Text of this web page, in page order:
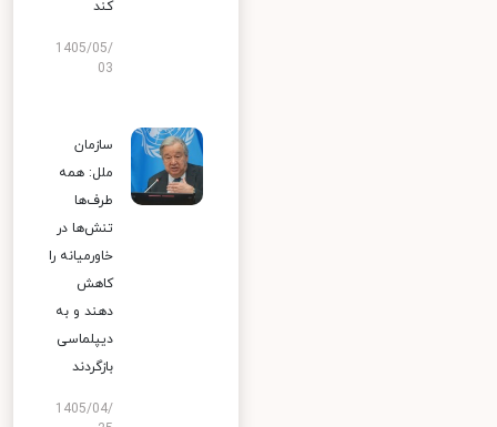
کند
1405/05/
03
سازمان
ملل: همه
طرف‌ها
تنش‌ها در
خاورمیانه را
کاهش
دهند و به
دیپلماسی
بازگردند
1405/04/